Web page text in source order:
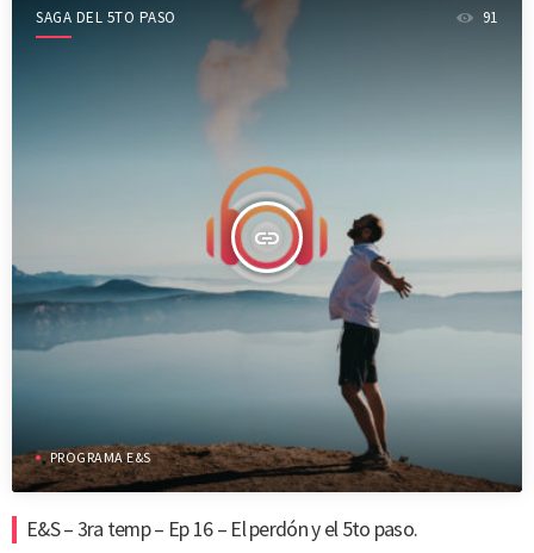
SAGA DEL 5TO PASO
insert_link
91
PROGRAMA E&S
E&S – 3ra temp – Ep 16 – El perdón y el 5to paso.